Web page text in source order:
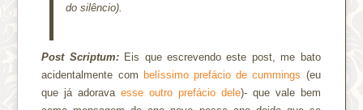
do silêncio).
Post Scriptum: Eis que escrevendo este post, me bato
acidentalmente com belíssimo prefácio de cummings (eu
que já adoravaesse outro prefácio dele)- que vale bem